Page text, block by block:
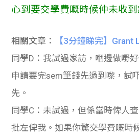
心到要交學費嘅時候仲未收
相關文章：
【3分鐘睇完】Grant
同學D：我試過家訪，嗰邊做嘢
申請要完sem筆錢先過到嚟，試
先。
同學C：未試過，但係當時俾人
批左俾我。如果你驚交學費嘅時